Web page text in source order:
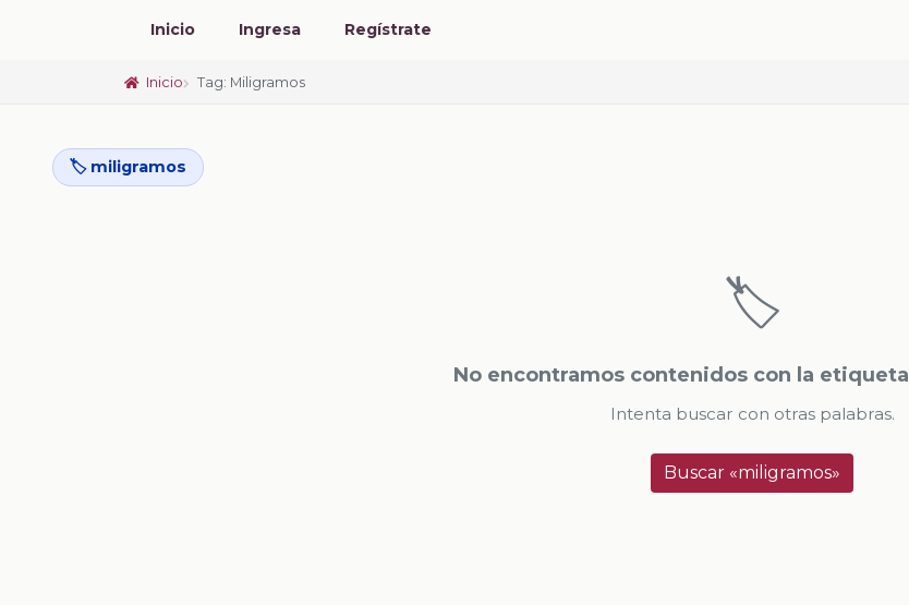
Inicio Ingresa Regístrate
Inicio Tag: Miligramos
🏷️ miligramos
🏷️
No encontramos contenidos con la etiqueta
Intenta buscar con otras palabras.
Buscar «miligramos»